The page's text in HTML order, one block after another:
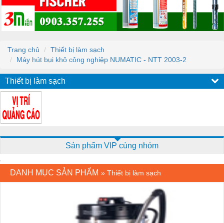
Trang chủ
Thiết bị làm sạch
Máy hút bụi khô công nghiệp NUMATIC - NTT 2003-2
Thiết bị làm sạch
Sản phẩm VIP cùng nhóm
DANH MỤC SẢN PHẨM » Thiết bị làm sạch